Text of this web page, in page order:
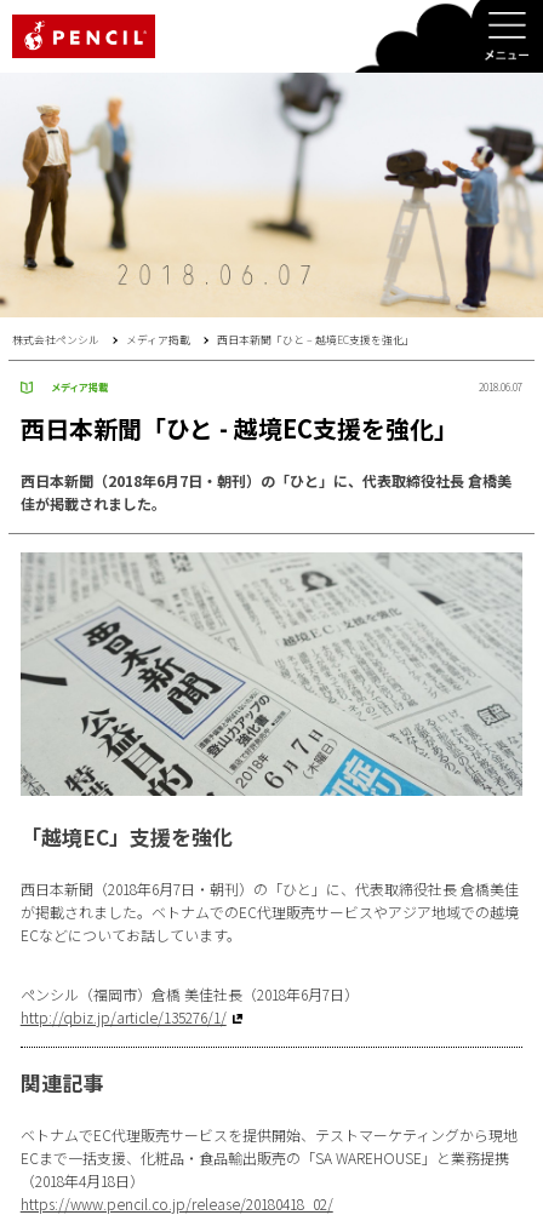
株式会社ペンシル メディア掲載 西日本新聞「ひと – 越境EC支援を強化」
メディア掲載 2018.06.07
西日本新聞「ひと - 越境EC支援を強化」
西日本新聞（2018年6月7日・朝刊）の「ひと」に、代表取締役社長 倉橋美
佳が掲載されました。
「越境EC」支援を強化
西日本新聞（2018年6月7日・朝刊）の「ひと」に、代表取締役社長 倉橋美佳
が掲載されました。ベトナムでのEC代理販売サービスやアジア地域での越境
ECなどについてお話しています。
ペンシル（福岡市）倉橋 美佳社長（2018年6月7日）
http://qbiz.jp/article/135276/1/
関連記事
ベトナムでEC代理販売サービスを提供開始、テストマーケティングから現地
ECまで一括支援、化粧品・食品輸出販売の「SA WAREHOUSE」と業務提携
（2018年4月18日）
https://www.pencil.co.jp/release/20180418_02/